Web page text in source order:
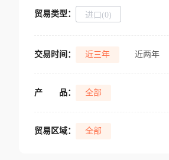
贸易类型： 进口(0)
交易时间： 近三年 近两年
产 品： 全部
贸易区域： 全部